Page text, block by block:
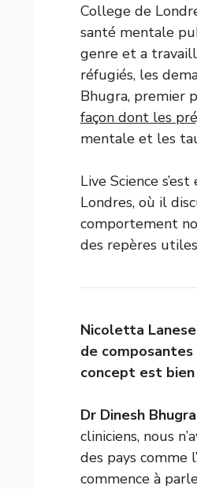
College de
santé mentale
genre et a
réfugiés, les
Bhugra, premier
façon dont les
mentale et les
Live Science
Londres, où il
comportement
des repères
Nicoletta
de
concept est
Dr Dinesh
cliniciens, nous
des pays comme
commence à